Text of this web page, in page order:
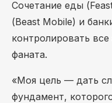
Сочетание еды
(Beast Mobile) и
контролировать
фаната.
«Моя цель — дать
фундамент,